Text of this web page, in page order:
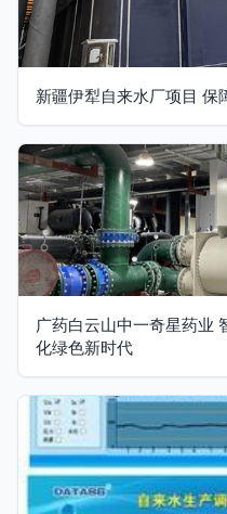
新疆伊犁自来水厂项目 保
广药白云山中一奇星药业
化绿色新时代